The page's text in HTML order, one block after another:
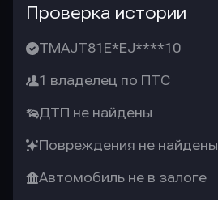
Проверка истории
TMAJT81E*EJ****10
1 владелец по ПТС
ДТП не найдены
Повреждения не найдены
Автомобиль не в залоге